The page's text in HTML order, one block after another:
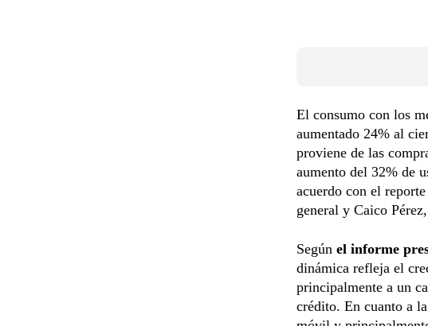
El consumo con los
aumentado 24% al
proviene de las
aumento del 32% de
acuerdo con el
general y Caico
Según el informe
dinámica refleja el
principalmente a un
crédito. En cuanto a